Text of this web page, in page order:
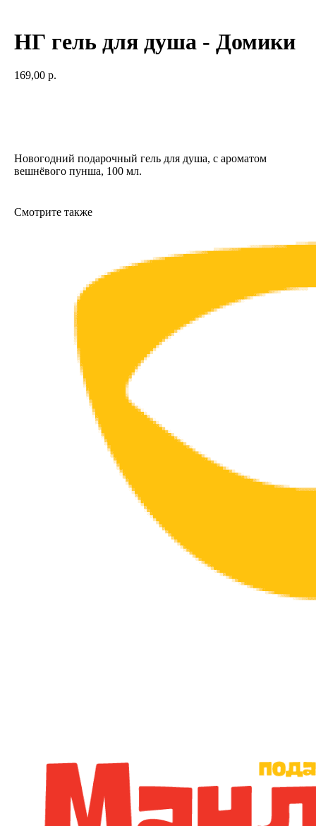
НГ гель для душа - Домики
169,00 р.
Новогодний подарочный гель для душа, с ароматом
вешнёвого пунша, 100 мл.
Смотрите также